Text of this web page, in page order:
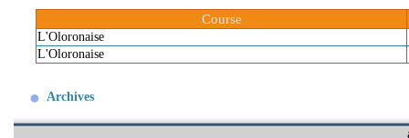
Course
L'Oloronaise
L'Oloronaise
Archives